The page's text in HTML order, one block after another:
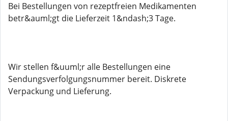
Bei Bestellungen von rezeptfreien Medikamenten
betr&auml;gt die Lieferzeit 1&ndash;3 Tage.
Wir stellen f&uuml;r alle Bestellungen eine
Sendungsverfolgungsnummer bereit. Diskrete
Verpackung und Lieferung.